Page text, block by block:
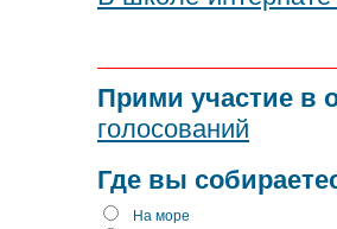
Прими участие в
голосований
Где вы
На море